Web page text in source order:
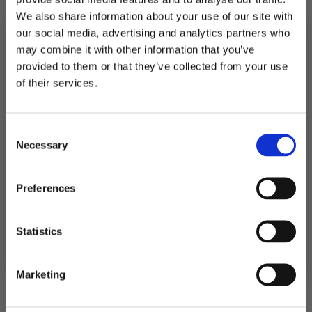
We also share information about your use of our site with
our social media, advertising and analytics partners who
may combine it with other information that you’ve
provided to them or that they’ve collected from your use
of their services.
Selection
Necessary
Preferences
Statistics
Marketing
små,
eucalyptus
grønn
-
24
stk
LEGG I HANDLEKURV
Produktnummer:107091
Kategorier:Bordpynt
Stikkord: Bryllup, Dåp
MELD DEG PÅ NYHETSBREVET